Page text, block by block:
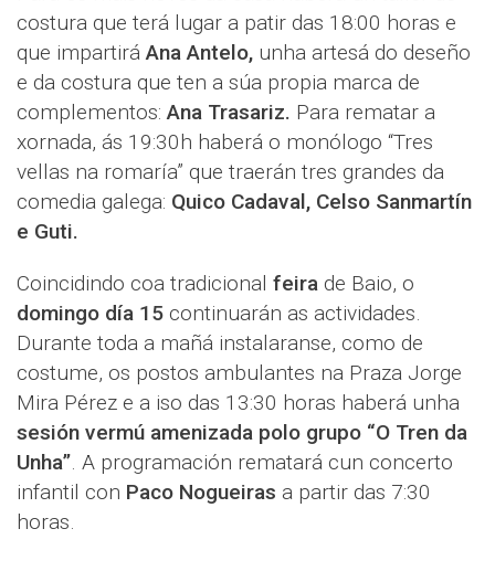
costura que terá lugar a patir das 18:00 horas e
que impartiráAna Antelo, unha artesá do deseño
e da costura que ten a súa propia marca de
complementos:Ana Trasariz. Para rematar a
xornada, ás 19:30h haberá o monólogo “Tres
vellas na romaría” que traerán tres grandes da
comedia galega: Quico Cadaval, Celso Sanmartín
e Guti.
Coincidindo coa tradicional feira de Baio, o
domingo día 15 continuarán as actividades.
Durante toda a mañá instalaranse, como de
costume, os postos ambulantes na Praza Jorge
Mira Pérez e a iso das 13:30 horas haberá unha
sesión vermú amenizada polo grupo “O Tren da
Unha”. A programación rematará cun concerto
infantil con Paco Nogueiras a partir das 7:30
horas.